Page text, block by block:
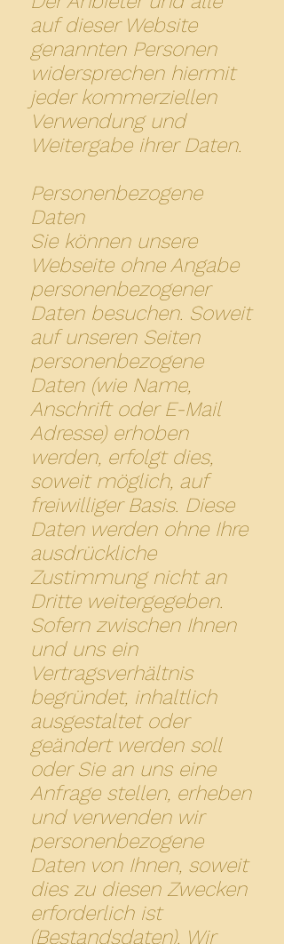
auf dieser Website
genannten Personen
widersprechen hiermit
jeder kommerziellen
Verwendung und
Weitergabe ihrer Daten.
Personenbezogene
Daten
Sie können unsere
Webseite ohne Angabe
personenbezogener
Daten besuchen. Soweit
auf unseren Seiten
personenbezogene
Daten (wie Name,
Anschrift oder E-Mail
Adresse) erhoben
werden, erfolgt dies,
soweit möglich, auf
freiwilliger Basis. Diese
Daten werden ohne Ihre
ausdrückliche
Zustimmung nicht an
Dritte weitergegeben.
Sofern zwischen Ihnen
und uns ein
Vertragsverhältnis
begründet, inhaltlich
ausgestaltet oder
geändert werden soll
oder Sie an uns eine
Anfrage stellen, erheben
und verwenden wir
personenbezogene
Daten von Ihnen, soweit
dies zu diesen Zwecken
erforderlich ist
(Bestandsdaten). Wir